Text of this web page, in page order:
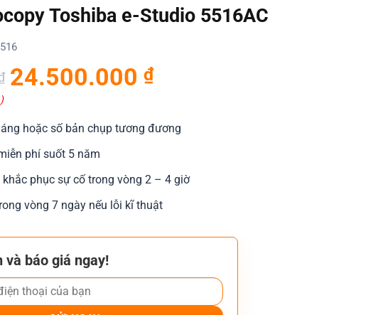
Toshiba e-Studio 5516AC
₫.
24.500.000₫
₫.
hoặc số bản chụp tương đương
phí suốt 5 năm
khắc phục sự cố trong vòng 2 – 4 giờ
vòng 7 ngày nếu lỗi kĩ thuật
và báo giá ngay!